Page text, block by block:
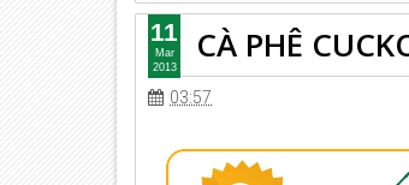
CÀ PHÊ
03:57
11
Mar
2013